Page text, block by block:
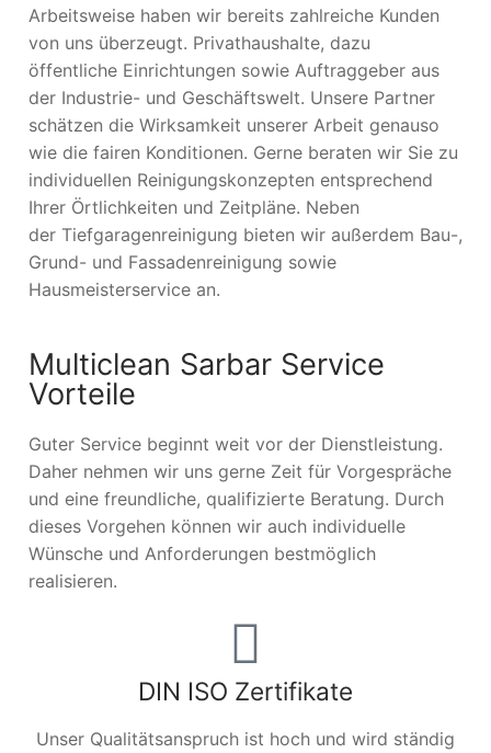
Arbeitsweise haben wir bereits zahlreiche Kunden
von uns überzeugt. Privathaushalte, dazu
öffentliche Einrichtungen sowie Auftraggeber aus
der Industrie- und Geschäftswelt. Unsere Partner
schätzen die Wirksamkeit unserer Arbeit genauso
wie die fairen Konditionen. Gerne beraten wir Sie zu
individuellen Reinigungskonzepten entsprechend
Ihrer Örtlichkeiten und Zeitpläne. Neben
der Tiefgaragenreinigung bieten wir außerdem Bau-,
Grund- und Fassadenreinigung sowie
Hausmeisterservice an.
Multiclean Sarbar Service
Vorteile
Guter Service beginnt weit vor der Dienstleistung.
Daher nehmen wir uns gerne Zeit für Vorgespräche
und eine freundliche, qualifizierte Beratung. Durch
dieses Vorgehen können wir auch individuelle
Wünsche und Anforderungen bestmöglich
realisieren.
DIN ISO Zertifikate
Unser Qualitätsanspruch ist hoch und wird ständig